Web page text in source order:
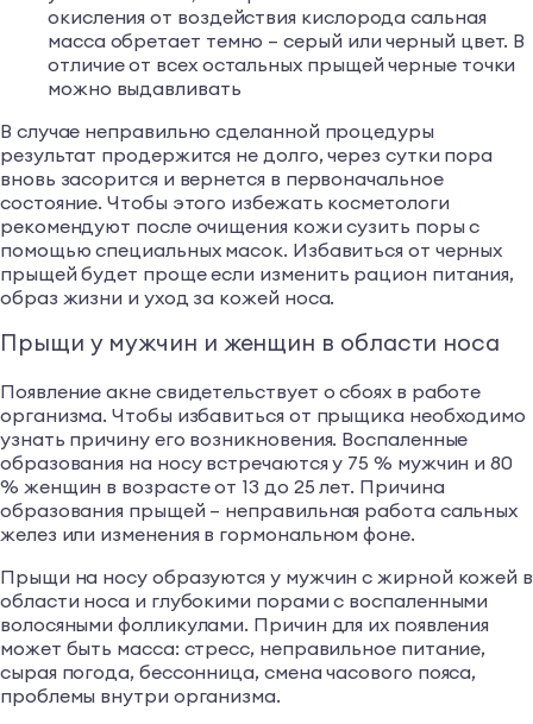
окисления от воздействия кислорода сальная
масса обретает темно – серый или черный цвет. В
отличие от всех остальных прыщей черные точки
можно выдавливать
В случае неправильно сделанной процедуры
результат продержится не долго, через сутки пора
вновь засорится и вернется в первоначальное
состояние. Чтобы этого избежать косметологи
рекомендуют после очищения кожи сузить поры с
помощью специальных масок. Избавиться от черных
прыщей будет проще если изменить рацион питания,
образ жизни и уход за кожей носа.
Прыщи у мужчин и женщин в области носа
Появление акне свидетельствует о сбоях в работе
организма. Чтобы избавиться от прыщика необходимо
узнать причину его возникновения. Воспаленные
образования на носу встречаются у 75 % мужчин и 80
% женщин в возрасте от 13 до 25 лет. Причина
образования прыщей – неправильная работа сальных
желез или изменения в гормональном фоне.
Прыщи на носу образуются у мужчин с жирной кожей в
области носа и глубокими порами с воспаленными
волосяными фолликулами. Причин для их появления
может быть масса: стресс, неправильное питание,
сырая погода, бессонница, смена часового пояса,
проблемы внутри организма.